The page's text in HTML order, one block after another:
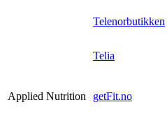
Telenorbutikken
Telia
Applied Nutrition getFit.no